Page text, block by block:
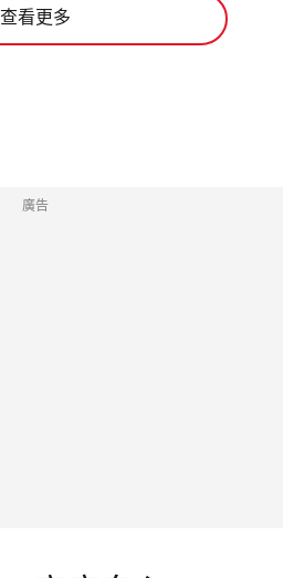
查看更多
廣告